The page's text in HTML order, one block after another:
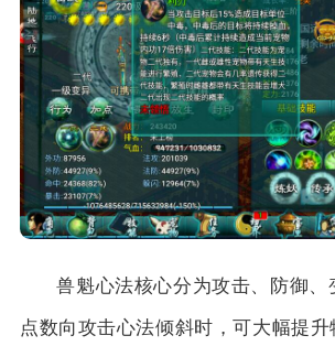
兽魁心法核心分为攻击、防御、
点数向攻击心法倾斜时，可大幅提